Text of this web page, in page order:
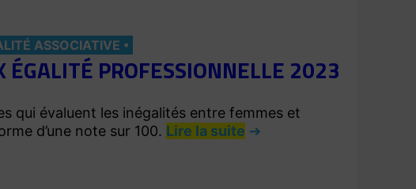
ASSOCIATIVE
ÉGALITÉ PROFESSIONNELLE 2023
qui évaluent les inégalités entre femmes et
d’une note sur 100. Lire la suite